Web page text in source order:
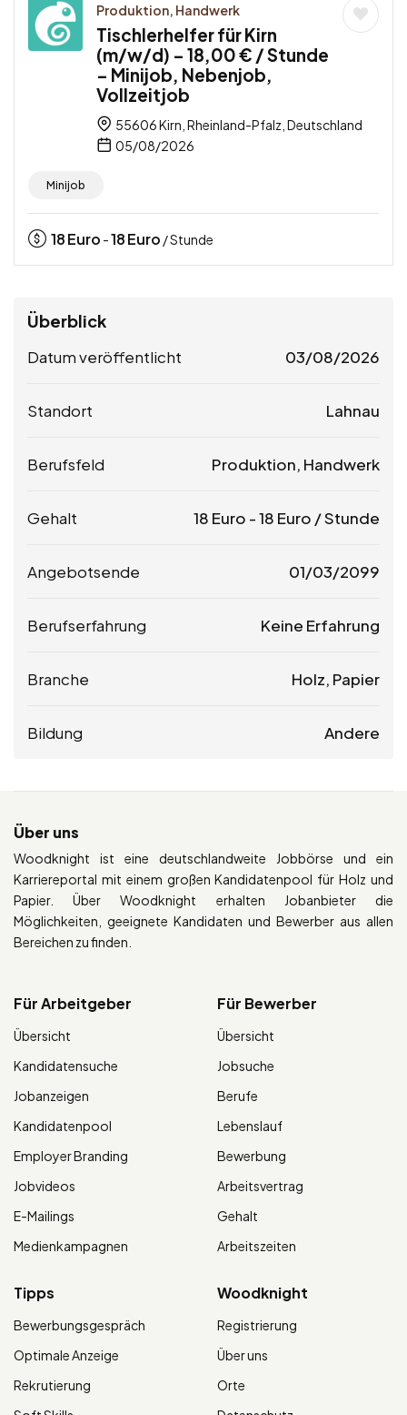
Produktion, Handwerk
Tischlerhelfer für Kirn
(m/w/d) – 18,00 € / Stunde
– Minijob, Nebenjob,
Vollzeitjob
55606 Kirn, Rheinland-Pfalz, Deutschland
05/08/2026
Minijob
18Euro -18Euro / Stunde
Überblick
Datum veröffentlicht 03/08/2026
Standort Lahnau
Berufsfeld Produktion, Handwerk
Gehalt 18 Euro -18 Euro / Stunde
Angebotsende 01/03/2099
Berufserfahrung Keine Erfahrung
Branche Holz, Papier
Bildung Andere
Über uns
Woodknight ist eine deutschlandweite Jobbörse und ein
Karriereportal mit einem großen Kandidatenpool für Holz und
Papier. Über Woodknight erhalten Jobanbieter die
Möglichkeiten, geeignete Kandidaten und Bewerber aus allen
Bereichen zu finden.
Für Arbeitgeber
Übersicht
Kandidatensuche
Jobanzeigen
Kandidatenpool
Employer Branding
Jobvideos
E-Mailings
Medienkampagnen
Für Bewerber
Übersicht
Jobsuche
Berufe
Lebenslauf
Bewerbung
Arbeitsvertrag
Gehalt
Arbeitszeiten
Tipps
Bewerbungsgespräch
Optimale Anzeige
Rekrutierung
Woodknight
Registrierung
Über uns
Orte